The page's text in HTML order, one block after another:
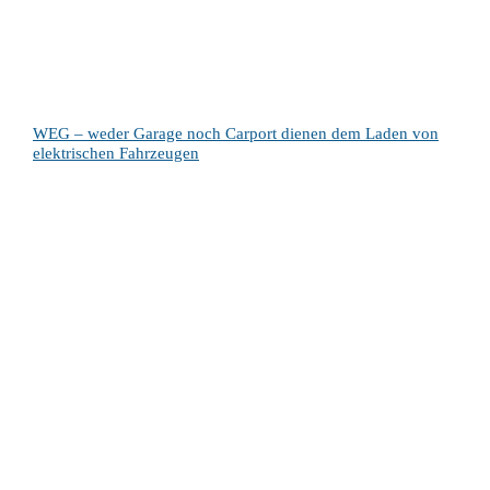
WEG – weder Garage noch Carport dienen dem Laden von
elektrischen Fahrzeugen